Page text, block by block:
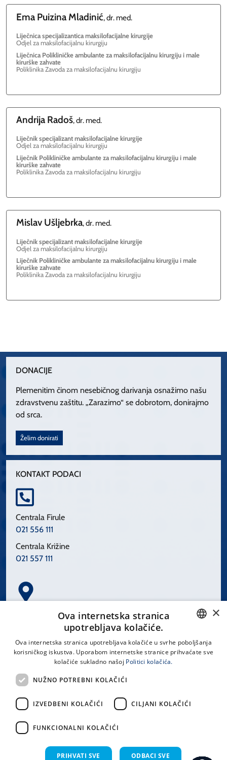
Ema Puizina Mladinić, dr. med.
Liječnica specijalizantica maksilofacijalne kirurgije
Odjel za maksilofacijalnu kirurgiju
Liječnica Polikliničke ambulante za maksilofacijalnu kirurgiju i male
kirurške zahvate
Poliklinika Zavoda za maksilofacijalnu kirurgiju
Andrija Radoš, dr. med.
Liječnik specijalizant maksilofacijalne kirurgije
Odjel za maksilofacijalnu kirurgiju
Liječnik Polikliničke ambulante za maksilofacijalnu kirurgiju i male
kirurške zahvate
Poliklinika Zavoda za maksilofacijalnu kirurgiju
Mislav Ušljebrka, dr. med.
Liječnik specijalizant maksilofacijalne kirurgije
Odjel za maksilofacijalnu kirurgiju
Liječnik Polikliničke ambulante za maksilofacijalnu kirurgiju i male
kirurške zahvate
Poliklinika Zavoda za maksilofacijalnu kirurgiju
DONACIJE
Plemenitim činom nesebičnog darivanja osnažimo našu
zdravstvenu zaštitu. „Zarazimo“ se dobrotom, donirajmo
od srca.
Želim donirati
KONTAKT PODACI
Centrala Firule
021 556 111
Centrala Križine
021 557 111
Spinčićeva 1, 21000 Split
LINKOVI
Uvjeti korištenja
CROATIAN
×
Ova internetska stranica
upotrebljava kolačiće.
Ova internetska stranica upotrebljava kolačiće u svrhe poboljšanja
korisničkog iskustva. Uporabom internetske stranice prihvaćate sve
kolačiće sukladno našoj Politici kolačića.
NUŽNO POTREBNI KOLAČIĆI
IZVEDBENI KOLAČIĆI CILJANI KOLAČIĆI
FUNKCIONALNI KOLAČIĆI
PRIHVATI SVE ODBACI SVE